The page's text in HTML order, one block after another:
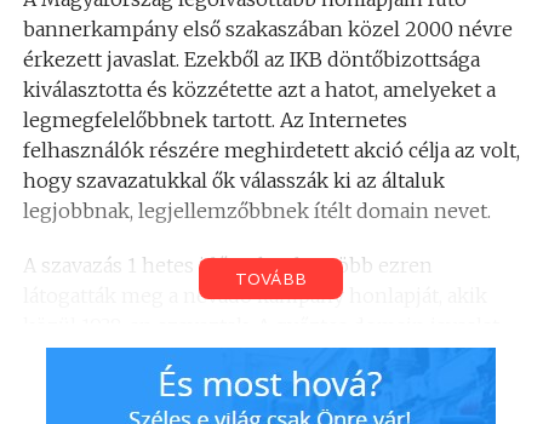
bannerkampány első szakaszában közel 2000 névre
érkezett javaslat. Ezekből az IKB döntőbizottsága
kiválasztotta és közzétette azt a hatot, amelyeket a
legmegfelelőbbnek tartott. Az Internetes
felhasználók részére meghirdetett akció célja az volt,
hogy szavazatukkal ők válasszák ki az általuk
legjobbnak, legjellem­zőbbnek ítélt domain nevet.
A szavazás 1 hetes időszaka alatt több ezren
látogatták meg a névadó kampány honlapját, akik
domain neve lett, a szavazók 43%-a tette le voksát. A
szavazás további eredményei a következők:
TOVÁBB